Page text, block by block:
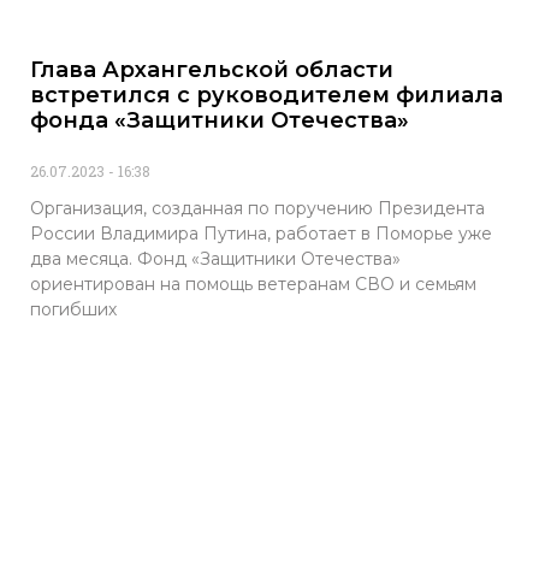
Глава Архангельской области
встретился с руководителем филиала
фонда «Защитники Отечества»
26.07.2023 16:38
Организация, созданная по поручению Президента
России Владимира Путина, работает в Поморье уже
два месяца. Фонд «Защитники Отечества»
ориентирован на помощь ветеранам СВО и семьям
погибших